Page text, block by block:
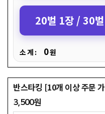
20벌 1장 / 30벌
소 계 : 0원
반스타킹 [10개 이상 주문
3,500원